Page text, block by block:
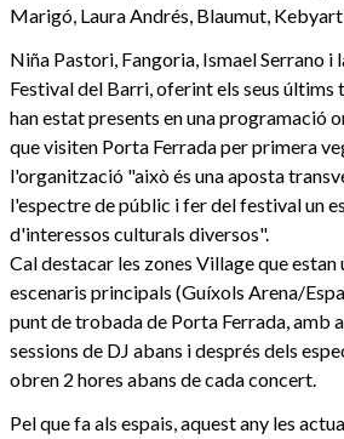
Marigó, Laura Andrés, Blaumut,
Niña Pastori, Fangoria, Ismael Serrano i
Festival del Barri, oferint els seus
han estat presents en una programació
que visiten Porta Ferrada per primera
l'organització "això és una aposta
l'espectre de públic i fer del festival un
d'interessos culturals diversos".
Cal destacar les zones Village que
escenaris principals (Guíxols Arena/
punt de trobada de Porta Ferrada, amb
sessions de DJ abans i després dels
obren 2 hores abans de cada concert.
Pel que fa als espais, aquest any les